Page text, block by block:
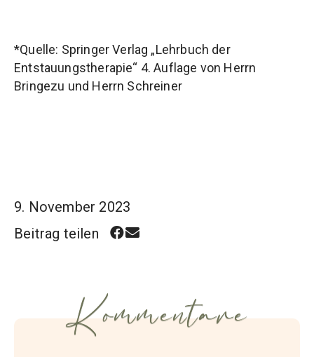
*Quelle: Springer Verlag „Lehrbuch der
Entstauungstherapie“ 4. Auflage von Herrn
Bringezu und Herrn Schreiner
9. November 2023
Beitrag teilen
Kommentare